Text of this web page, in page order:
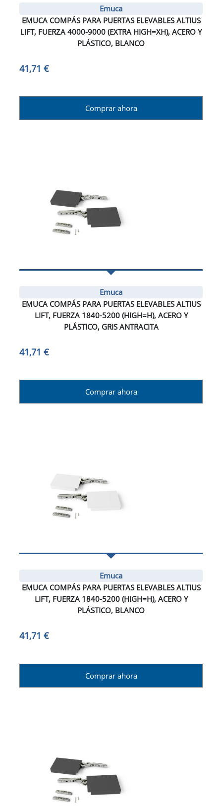
Emuca
EMUCA COMPÁS PARA PUERTAS ELEVABLES ALTIUS
LIFT, FUERZA 4000-9000 (EXTRA HIGH=XH), ACERO Y
PLÁSTICO, BLANCO
41,71 €
Comprar ahora
Emuca
EMUCA COMPÁS PARA PUERTAS ELEVABLES ALTIUS
LIFT, FUERZA 1840-5200 (HIGH=H), ACERO Y
PLÁSTICO, GRIS ANTRACITA
41,71 €
Comprar ahora
Emuca
EMUCA COMPÁS PARA PUERTAS ELEVABLES ALTIUS
LIFT, FUERZA 1840-5200 (HIGH=H), ACERO Y
PLÁSTICO, BLANCO
41,71 €
Comprar ahora